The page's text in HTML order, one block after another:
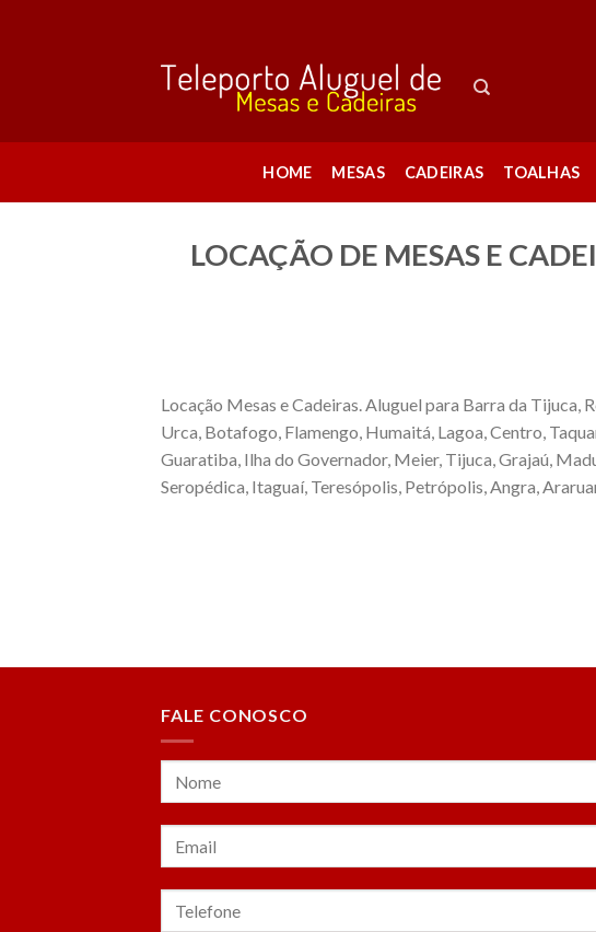
HOME MESAS CADEIRAS TOALHAS
LOCAÇÃO DE MESAS E
Locação Mesas e Cadeiras. Aluguel para Barra da Tijuca,
Urca, Botafogo, Flamengo, Humaitá, Lagoa, Centro,
Guaratiba, Ilha do Governador, Meier, Tijuca, Grajaú,
Seropédica, Itaguaí, Teresópolis, Petrópolis, Angra,
FALE CONOSCO